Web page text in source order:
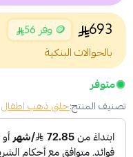
693 🪙 وفر 56
بالحوالات البنكية
متوفر
تصنيف المنتج:حلق ذهب اطفال